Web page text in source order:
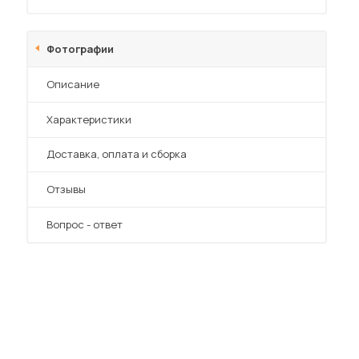
мебель для гостиных
Фотографии
Описание
Характеристики
Преимущества
Доставка, оплата и сборка
Отзывы
Вопрос - ответ